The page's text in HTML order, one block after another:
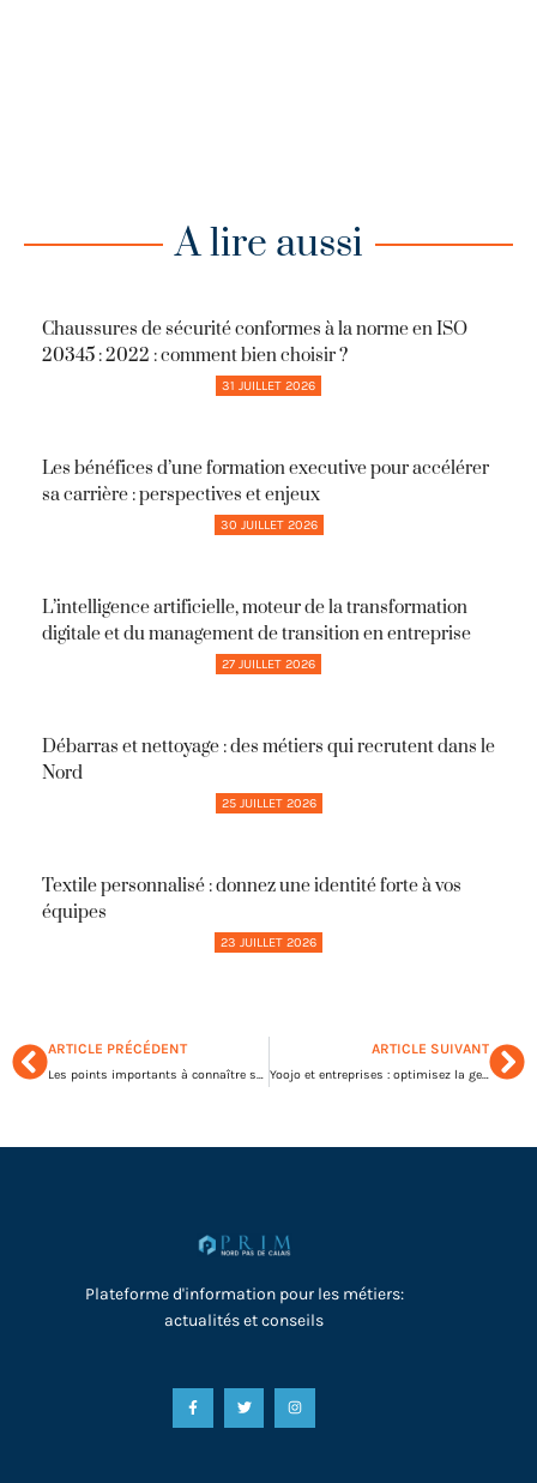
A lire aussi
Chaussures de sécurité conformes à la norme en ISO
20345 : 2022 : comment bien choisir ?
31 JUILLET 2026
Les bénéfices d’une formation executive pour accélérer
sa carrière : perspectives et enjeux
30 JUILLET 2026
L’intelligence artificielle, moteur de la transformation
digitale et du management de transition en entreprise
27 JUILLET 2026
Débarras et nettoyage : des métiers qui recrutent dans le
Nord
25 JUILLET 2026
Textile personnalisé : donnez une identité forte à vos
équipes
23 JUILLET 2026
ARTICLE PRÉCÉDENT
Les points importants à connaître sur la force d’une grille de mots fléchés
ARTICLE SUIVANT
Yoojo et entreprises : optimisez la gestion des services quotidiens
Plateforme d'information pour les métiers:
actualités et conseils